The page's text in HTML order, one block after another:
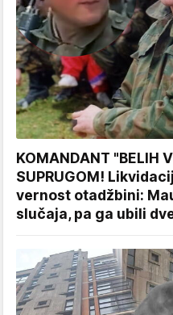
KOMANDANT "BELIH
SUPRUGOM!
vernost otadžbini:
slučaja, pa ga ubili